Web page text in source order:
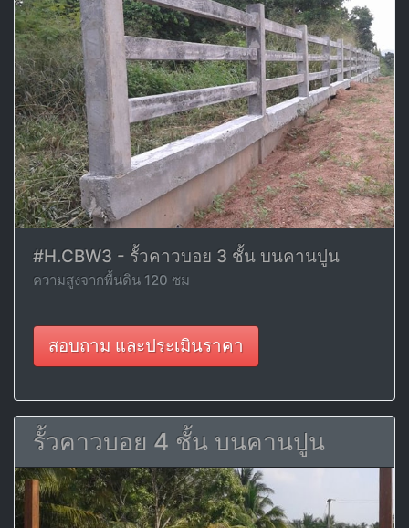
#H.CBW3 - รั้วคาวบอย 3 ชั้น บนคานปูน
ความสูงจากพื้นดิน 120 ซม
สอบถาม และประเมินราคา
รั้วคาวบอย 4 ชั้น บนคานปูน